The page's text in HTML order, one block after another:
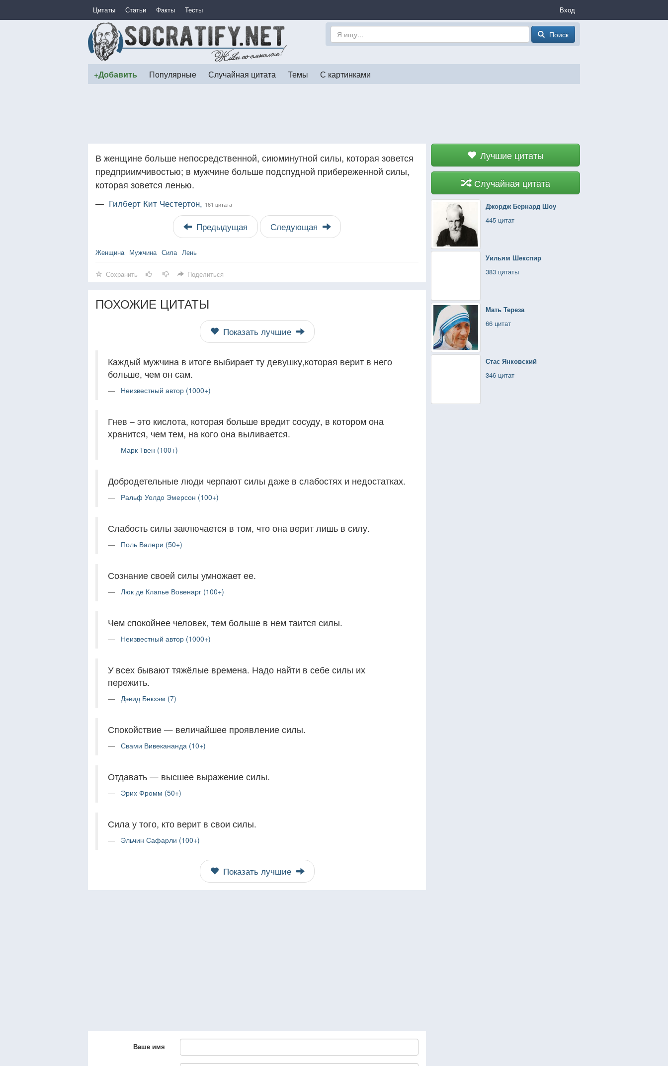
Цитаты Статьи Факты Тесты Вход
Поиск
+Добавить Популярные Случайная цитата Темы С картинками
Лучшие цитаты
Случайная цитата
Джордж Бернард Шоу
445 цитат
Уильям Шекспир
383 цитаты
Мать Тереза
66 цитат
Стас Янковский
346 цитат
В женщине больше непосредственной, сиюминутной силы, которая зовется
предприимчивостью; в мужчине больше подспудной прибереженной силы,
которая зовется ленью.
— Гилберт Кит Честертон, 161 цитата
Предыдущая Следующая
Женщина Мужчина Сила Лень
Сохранить Поделиться
ПОХОЖИЕ ЦИТАТЫ
Показать лучшие
Каждый мужчина в итоге выбирает ту девушку,которая верит в него
больше, чем он сам.
Неизвестный автор (1000+)
Гнев – это кислота, которая больше вредит сосуду, в котором она
хранится, чем тем, на кого она выливается.
Марк Твен (100+)
Добродетельные люди черпают силы даже в слабостях и недостатках.
Ральф Уолдо Эмерсон (100+)
Слабость силы заключается в том, что она верит лишь в силу.
Поль Валери (50+)
Сознание своей силы умножает ее.
Люк де Клапье Вовенарг (100+)
Чем спокойнее человек, тем больше в нем таится силы.
Неизвестный автор (1000+)
У всех бывают тяжёлые времена. Надо найти в себе силы их
пережить.
Дэвид Бекхэм (7)
Спокойствие — величайшее проявление силы.
Свами Вивекананда (10+)
Отдавать — высшее выражение силы.
Эрих Фромм (50+)
Сила у того, кто верит в свои силы.
Эльчин Сафарли (100+)
Показать лучшие
Ваше имя